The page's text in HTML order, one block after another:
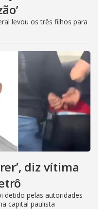
levou os três filhos para
diz vítima
detido pelas autoridades
capital paulista